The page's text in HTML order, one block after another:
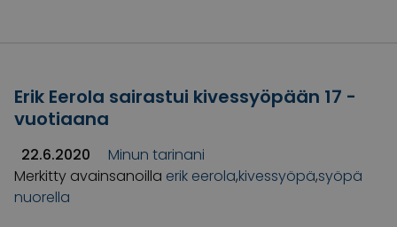
Erik Eerola sairastui kivessyöpään 17 -
vuotiaana
22.6.2020
Minun tarinani
Merkitty avainsanoilla erik eerola,kivessyöpä,syöpä
nuorella